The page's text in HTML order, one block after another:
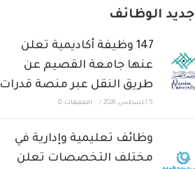
جديد الوظائف
147 وظيفة أكاديمية تعلن
عنها جامعة القصيم عن
طريق النقل عبر منصة قدرات
5 أغسطس، 2026 / التعليقات: 0
وظائف تعليمية وإدارية في
مختلف التخصصات تعلن